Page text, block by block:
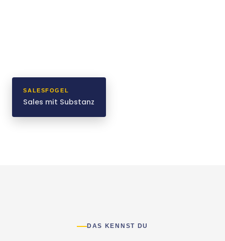
SALESFOGEL
Sales mit Substanz
DAS KENNST DU